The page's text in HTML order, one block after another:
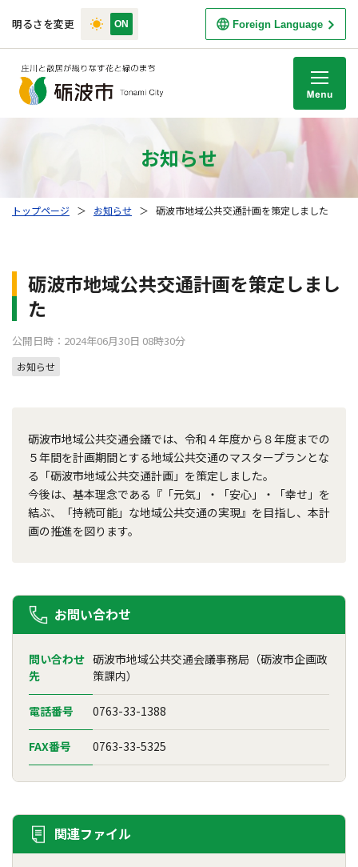
明るさを変更 Foreign Language
お知らせ
トップページ ＞ お知らせ ＞ 砺波市地域公共交通計画を策定しました
砺波市地域公共交通計画を策定しまし
た
公開日時：2024年06月30日 08時30分
お知らせ
砺波市地域公共交通会議では、令和４年度から８年度までの
５年間を計画期間とする地域公共交通のマスタープランとな
る「砺波市地域公共交通計画」を策定しました。
今後は、基本理念である『「元気」・「安心」・「幸せ」を
結ぶ、「持続可能」な地域公共交通の実現』を目指し、本計
画の推進を図ります。
お問い合わせ
問い合わせ
先
砺波市地域公共交通会議事務局（砺波市企画政
策課内）
電話番号 0763-33-1388
FAX番号 0763-33-5325
関連ファイル